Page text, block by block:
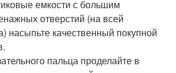
емкости с большим
отверстий (на всей
насыпьте качественный покупной
пальца проделайте в